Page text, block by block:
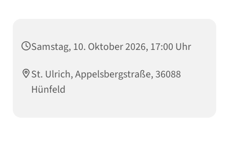
Samstag, 10. Oktober 2026, 17:00 Uhr
St. Ulrich, Appelsbergstraße, 36088
Hünfeld